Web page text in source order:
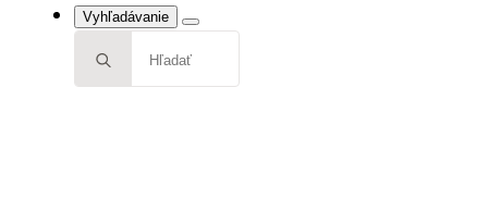
Vyhľadávanie